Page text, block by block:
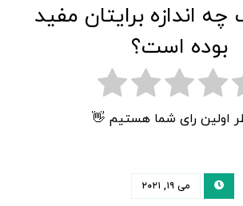
اندازه برایتان مفید
بوده است؟
اولین رای شما هستیم 👋
می ۱۹, ۲۰۲۱